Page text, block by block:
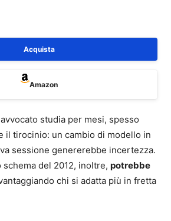
Acquista
Amazon
studia per mesi, spesso
il tirocinio: un cambio di modello in
sessione genererebbe incertezza.
del 2012, inoltre, potrebbe
chi si adatta più in fretta